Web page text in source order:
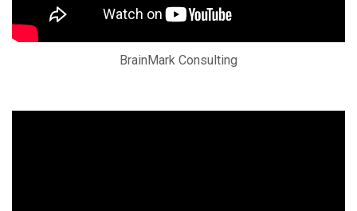
BrainMark Consulting